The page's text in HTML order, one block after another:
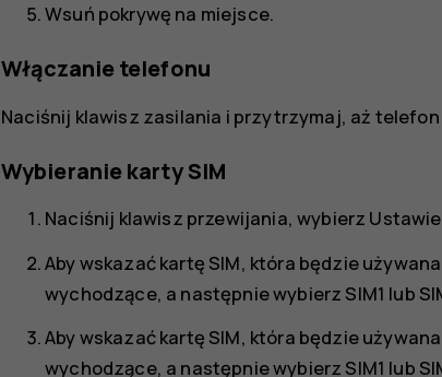
Wsuń pokrywę na miejsce.
Włączanie telefonu
Naciśnij klawisz zasilania i przytrzymaj, aż
Wybieranie karty SIM
Naciśnij klawisz przewijania, wybierz
Aby wskazać kartę SIM, która będzie
wychodzące, a następnie wybierz SIM1 lub
Aby wskazać kartę SIM, która będzie
wychodzące, a następnie wybierz SIM1 lub